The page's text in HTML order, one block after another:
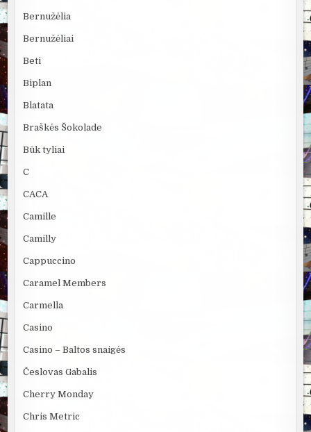
Bernužėlia
Bernužėliai
Beti
Biplan
Blatata
Braškės Šokolade
Būk tyliai
C
CACA
Camille
Camilly
Cappuccino
Caramel Members
Carmella
Casino
Casino – Baltos snaigės
Česlovas Gabalis
Cherry Monday
Chris Metric